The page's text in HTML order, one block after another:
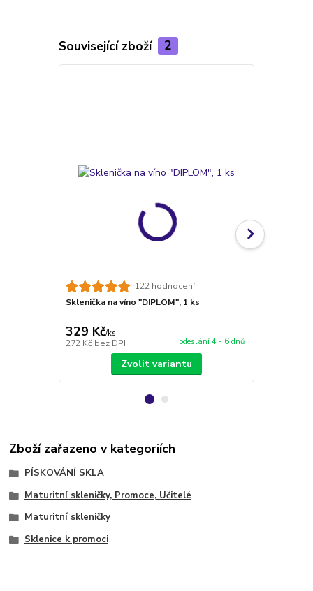
Související zboží 2
122 hodnocení
Sklenička na víno "DIPLOM", 1 ks
329 Kč/ks
272 Kč bez DPH odeslání 4 - 6 dnů
Zvolit variantu
Zboží zařazeno v kategoriích
PÍSKOVÁNÍ SKLA
Maturitní skleničky, Promoce, Učitelé
Maturitní skleničky
Sklenice k promoci